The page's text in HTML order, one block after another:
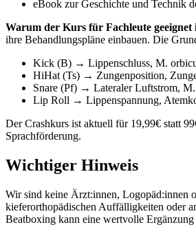
eBook zur Geschichte und Technik
Warum der Kurs für Fachleute geeignet
ihre Behandlungspläne einbauen. Die
Kick (B) → Lippenschluss, M.
HiHat (Ts) → Zungenposition,
Snare (Pf) → Lateraler Luftstrom,
Lip Roll → Lippenspannung,
Der Crashkurs ist aktuell für 19,99€ statt
Sprachförderung.
Wichtiger Hinweis
Wir sind keine Ärzt:innen, Logopäd:innen
kieferorthopädischen Auffälligkeiten oder
Beatboxing kann eine wertvolle